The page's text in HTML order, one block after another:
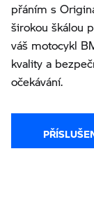
přáním s
širokou škálou
váš motocykl
kvality a
očekávání.